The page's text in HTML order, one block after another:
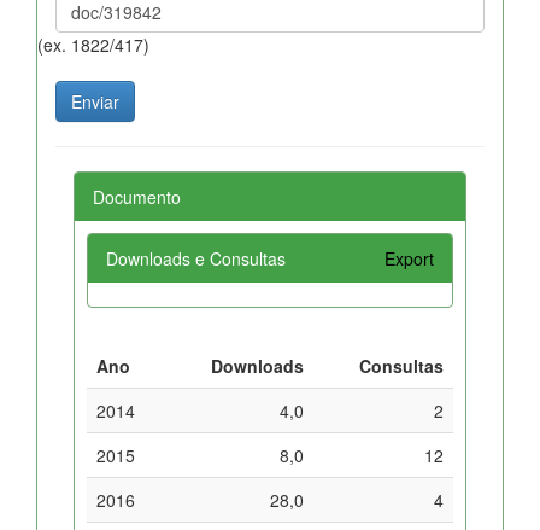
(ex. 1822/417)
Documento
Downloads e Consultas Export
Ano Downloads
Consultas
2014
4,0
2
2015
8,0
12
2016
28,0
4